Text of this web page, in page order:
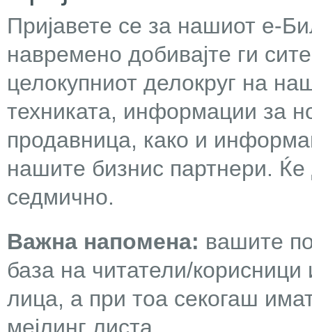
Пријавете се за нашиот е-
навремено добивајте ги
целокупниот делокруг на
техниката, информации за
продавница, како и
нашите бизнис партнери.
седмично.
Важна напомена: вашите
база на читатели/
лица, а при тоа секогаш